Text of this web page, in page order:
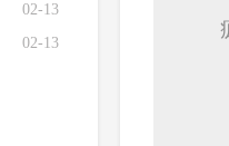
02-13
02-13